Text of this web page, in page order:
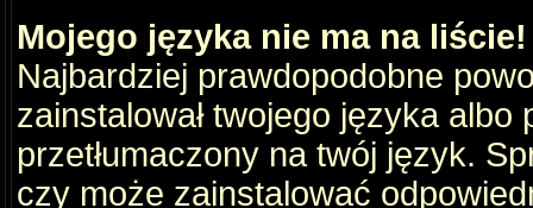
Mojego języka nie ma na liście!
Najbardziej prawdopodobne
zainstalował twojego języka albo
przetłumaczony na twój język.
czy może zainstalować